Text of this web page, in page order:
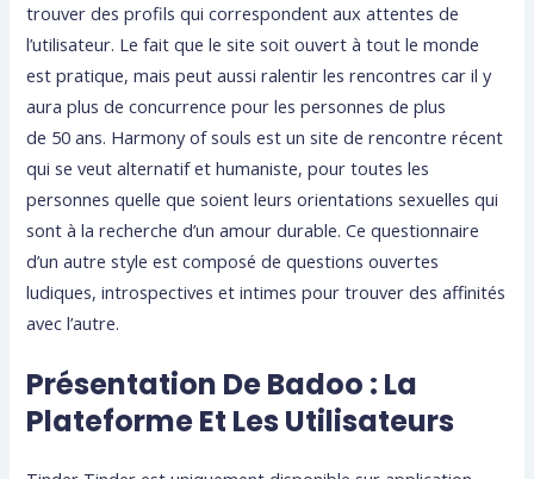
trouver des profils qui correspondent aux attentes de
l’utilisateur. Le fait que le site soit ouvert à tout le monde
est pratique, mais peut aussi ralentir les rencontres car il y
aura plus de concurrence pour les personnes de plus
de 50 ans. Harmony of souls est un site de rencontre récent
qui se veut alternatif et humaniste, pour toutes les
personnes quelle que soient leurs orientations sexuelles qui
sont à la recherche d’un amour durable. Ce questionnaire
d’un autre style est composé de questions ouvertes
ludiques, introspectives et intimes pour trouver des affinités
avec l’autre.
Présentation De Badoo : La
Plateforme Et Les Utilisateurs